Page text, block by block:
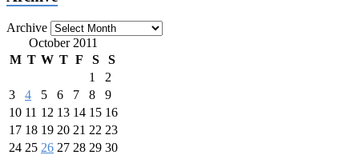
Archive
October 2011
M T W T F S S
1
2
3
4 5 6 7 8
9
10 11 12 13 14 15 16
17 18 19 20 21 22 23
24 25 26 27 28 29 30